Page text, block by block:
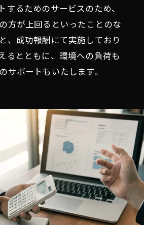
るためのサービスのため、
方が上回るといったことのな
、成功報酬にて実施しており
るとともに、環境への負荷も
ポートもいたします。